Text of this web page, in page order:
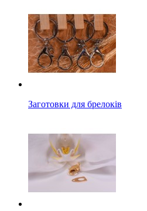
Заготовки для брелоків